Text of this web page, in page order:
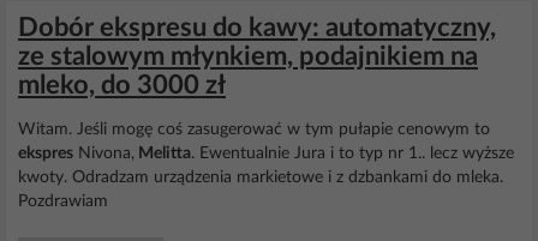
Dobór ekspresu do kawy: automatyczny,
ze stalowym młynkiem, podajnikiem na
mleko, do 3000 zł
Witam. Jeśli mogę coś zasugerować w tym pułapie cenowym to
ekspres Nivona, Melitta. Ewentualnie Jura i to typ nr 1.. lecz wyższe
kwoty. Odradzam urządzenia markietowe i z dzbankami do mleka.
Pozdrawiam